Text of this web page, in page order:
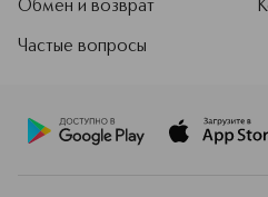
Обмен и возврат
Частые вопросы